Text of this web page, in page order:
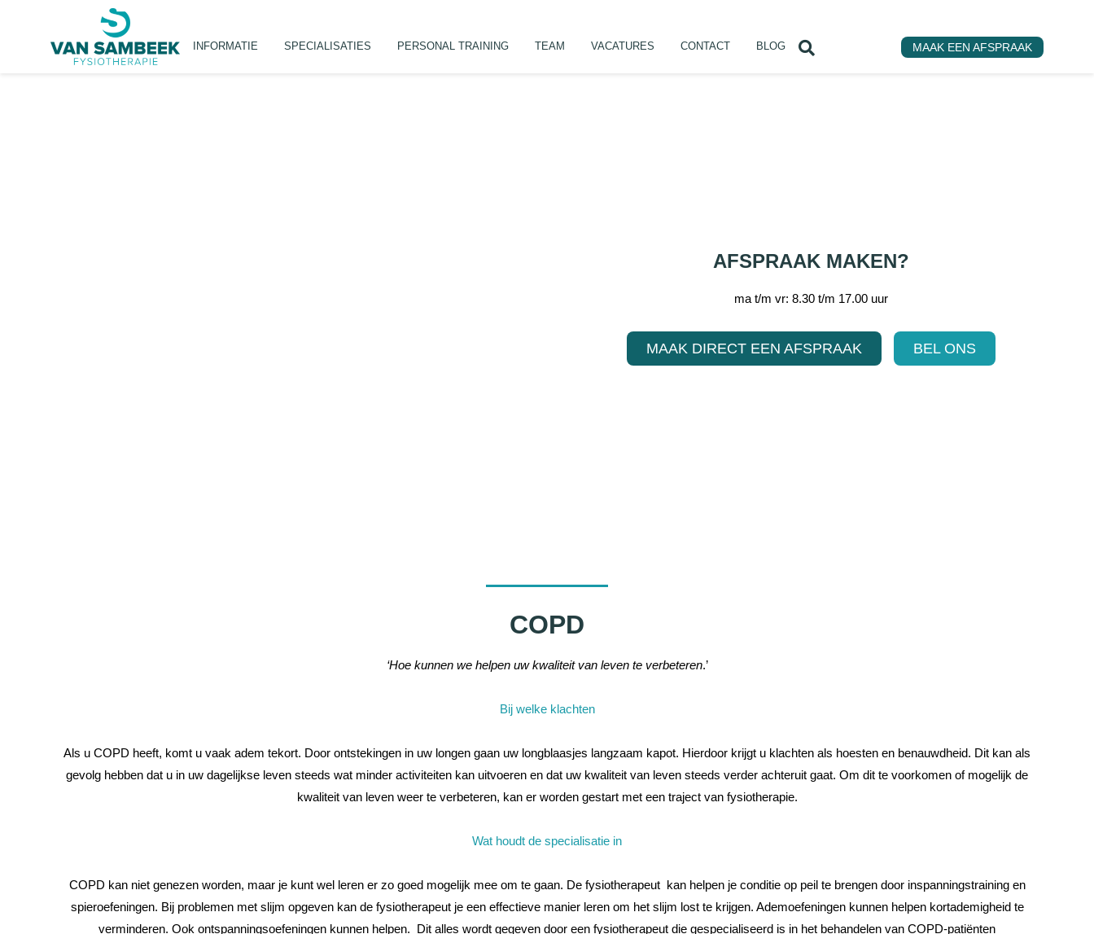
INFORMATIE SPECIALISATIES PERSONAL TRAINING TEAM VACATURES CONTACT BLOG MAAK EEN AFSPRAAK
AFSPRAAK MAKEN?
ma t/m vr: 8.30 t/m 17.00 uur
MAAK DIRECT EEN AFSPRAAK BEL ONS
COPD
‘Hoe kunnen we helpen uw kwaliteit van leven te verbeteren.’
Bij welke klachten
Als u COPD heeft, komt u vaak adem tekort. Door ontstekingen in uw longen gaan uw longblaasjes langzaam kapot. Hierdoor krijgt u klachten als hoesten en benauwdheid. Dit kan als
gevolg hebben dat u in uw dagelijkse leven steeds wat minder activiteiten kan uitvoeren en dat uw kwaliteit van leven steeds verder achteruit gaat. Om dit te voorkomen of mogelijk de
kwaliteit van leven weer te verbeteren, kan er worden gestart met een traject van fysiotherapie.
Wat houdt de specialisatie in
COPD kan niet genezen worden, maar je kunt wel leren er zo goed mogelijk mee om te gaan. De fysiotherapeut kan helpen je conditie op peil te brengen door inspanningstraining en
spieroefeningen. Bij problemen met slijm opgeven kan de fysiotherapeut je een effectieve manier leren om het slijm lost te krijgen. Ademoefeningen kunnen helpen kortademigheid te
verminderen. Ook ontspanningsoefeningen kunnen helpen. Dit alles wordt gegeven door een fysiotherapeut die gespecialiseerd is in het behandelen van COPD-patiënten